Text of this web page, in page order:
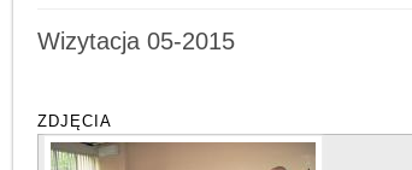
Wizytacja 05-2015
ZDJĘCIA